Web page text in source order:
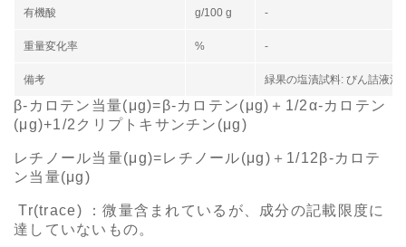
有機酸 g/100 g -
重量変化率 % -
備考 緑果の塩漬試料: びん詰液汁
β-カロテン当量(μg)=β-カロテン(μg)＋1/2α-カロテン
(μg)+1/2クリプトキサンチン(μg)
レチノール当量(μg)=レチノール(μg)＋1/12β-カロテ
ン当量(μg)
Tr(trace) ：微量含まれているが、成分の記載限度に
達していないもの。